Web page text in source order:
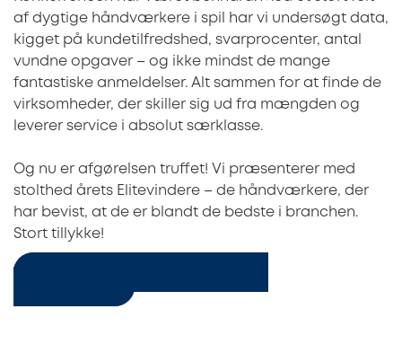
af dygtige håndværkere i spil har vi undersøgt data,
kigget på kundetilfredshed, svarprocenter, antal
vundne opgaver – og ikke mindst de mange
fantastiske anmeldelser. Alt sammen for at finde de
virksomheder, der skiller sig ud fra mængden og
leverer service i absolut særklasse.
Og nu er afgørelsen truffet! Vi præsenterer med
stolthed årets Elitevindere – de håndværkere, der
har bevist, at de er blandt de bedste i branchen.
Stort tillykke!